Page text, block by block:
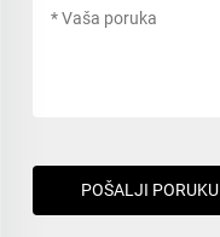
POŠALJI PORUKU